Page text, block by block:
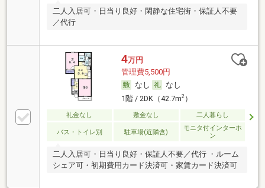
二人入居可・日当り良好・閑静な住宅街・保証人不要
／代行
4万円
管理費5,500円
なし
なし
1階 / 2DK（42.7m2）
礼金なし 敷金なし 二人暮らし
バス・トイレ別 駐車場(近隣含)
モニタ付インターホ
ン
二人入居可・日当り良好・保証人不要／代行 ・ルーム
シェア可・初期費用カード決済可・家賃カード決済可